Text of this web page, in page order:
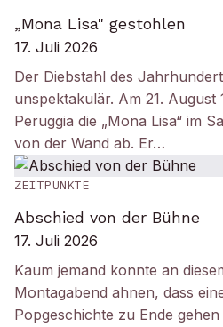
„Mona Lisa" gestohlen
17. Juli 2026
Der Diebstahl des
unspektakulär. Am 21. August
Peruggia die „Mona Lisa“ im
von der Wand ab. Er…
ZEITPUNKTE
Abschied von der Bühne
17. Juli 2026
Kaum jemand konnte an
Montagabend ahnen, dass
Popgeschichte zu Ende